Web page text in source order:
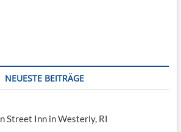
NEUESTE BEITRÄGE
Street Inn in Westerly, RI